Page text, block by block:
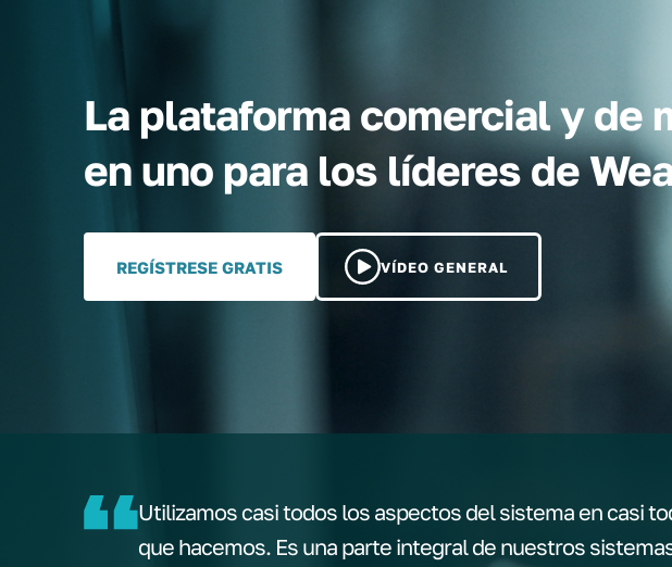
La plataforma comercial y de
en uno para los líderes de
REGÍSTRESE GRATIS VÍDEO GENERAL
Utilizamos casi todos los aspectos del sistema en casi
que hacemos. Es una parte integral de nuestros